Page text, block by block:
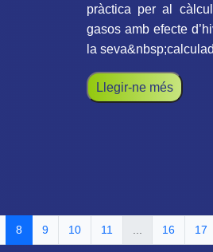
pràctica per al
gasos amb efecte
la
Llegir-ne més
8 9 10 11 ... 16 17